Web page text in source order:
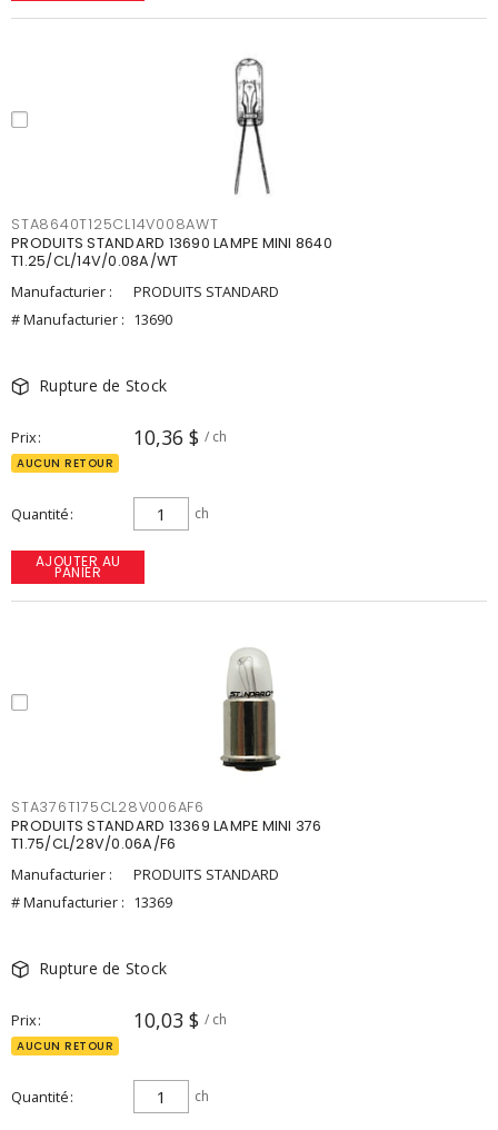
STA8640T125CL14V008AWT
PRODUITS STANDARD 13690 LAMPE MINI 8640
T1.25/CL/14V/0.08A/WT
Manufacturier :
PRODUITS STANDARD
# Manufacturier : 13690
Rupture de Stock
Prix 10,36 $ / ch
AUCUN RETOUR
Quantité ch
AJOUTER AU
PANIER
STA376T175CL28V006AF6
PRODUITS STANDARD 13369 LAMPE MINI 376
T1.75/CL/28V/0.06A/F6
Manufacturier :
PRODUITS STANDARD
# Manufacturier : 13369
Rupture de Stock
Prix 10,03 $ / ch
AUCUN RETOUR
Quantité ch